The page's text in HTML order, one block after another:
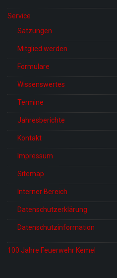
Service
Satzungen
Mitglied werden
Formulare
Wissenswertes
Termine
Jahresberichte
Kontakt
Impressum
Sitemap
Interner Bereich
Datenschutzerklärung
Datenschutzinformation
100 Jahre Feuerwehr Kemel